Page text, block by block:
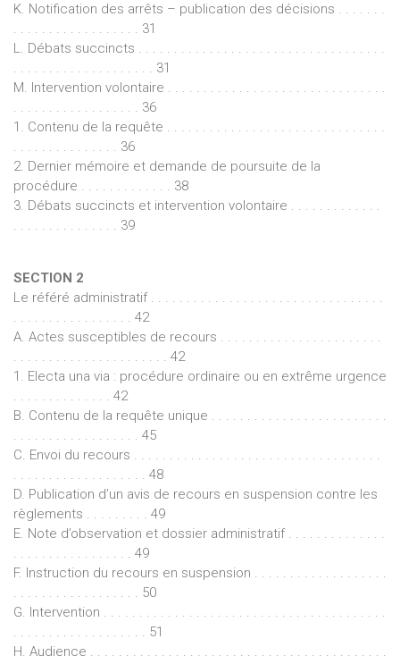
K. Notification des arrêts – publication des décisions . . . . . . .
. . . . . . . . . . . . . . . . . . 31
L. Débats succincts . . . . . . . . . . . . . . . . . . . . . . . . . . . . . . . . . . .
. . . . . . . . . . . . . . . . . . . . 31
M. Intervention volontaire . . . . . . . . . . . . . . . . . . . . . . . . . . . . . . .
. . . . . . . . . . . . . . . . . . 36
1. Contenu de la requête . . . . . . . . . . . . . . . . . . . . . . . . . . . . . . .
. . . . . . . . . . . . . . . 36
2. Dernier mémoire et demande de poursuite de la
procédure . . . . . . . . . . . . . 38
3. Débats succincts et intervention volontaire . . . . . . . . . . . . .
. . . . . . . . . . . . . . . 39
SECTION 2
Le référé administratif . . . . . . . . . . . . . . . . . . . . . . . . . . . . . . . . .
. . . . . . . . . . . . . . . . . 42
A. Actes susceptibles de recours . . . . . . . . . . . . . . . . . . . . . . .
. . . . . . . . . . . . . . . . . . . . . . 42
1. Electa una via : procédure ordinaire ou en extrême urgence
. . . . . . . . . . . . . . 42
B. Contenu de la requête unique . . . . . . . . . . . . . . . . . . . . . . . . .
. . . . . . . . . . . . . . . . . . 45
C. Envoi du recours . . . . . . . . . . . . . . . . . . . . . . . . . . . . . . . . . . .
. . . . . . . . . . . . . . . . . . . 48
D. Publication d’un avis de recours en suspension contre les
règlements . . . . . . . . . 49
E. Note d’observation et dossier administratif . . . . . . . . . . . . . .
. . . . . . . . . . . . . . . . . 49
F. Instruction du recours en suspension . . . . . . . . . . . . . . . . . . .
. . . . . . . . . . . . . . . . . . 50
G. Intervention . . . . . . . . . . . . . . . . . . . . . . . . . . . . . . . . . . . . . . . .
. . . . . . . . . . . . . . . . . . . 51
H. Audience . . . . . . . . . . . . . . . . . . . . . . . . . . . . . . . . . . . . . . . . . .